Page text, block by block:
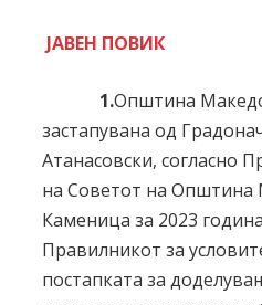
ЈАВЕН ПОВИК
1.Општина
застапувана од
Атанасовски, согласно
на Советот на Општина
Каменица за 2023
Правилникот за
постапката за